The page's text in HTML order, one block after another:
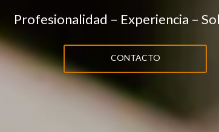
Profesionalidad – Experiencia –
CONTACTO